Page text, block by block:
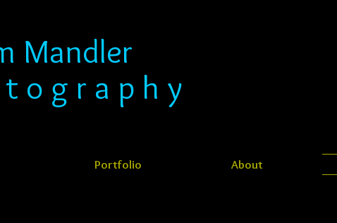
Mandler
t o g r a p h y
Portfolio About